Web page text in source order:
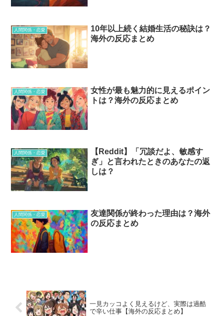
人間関係・恋愛
10年以上続く結婚生活の秘訣は？
海外の反応まとめ
人間関係・恋愛
女性が最も魅力的に見えるポイン
トは？海外の反応まとめ
人間関係・恋愛
【Reddit】「冗談だよ、敏感す
ぎ」と言われたときのあなたの返
しは？
人間関係・恋愛
友達関係が終わった理由は？海外
の反応まとめ
一見カッコよく見えるけど、実際は過酷
で辛い仕事【海外の反応まとめ】